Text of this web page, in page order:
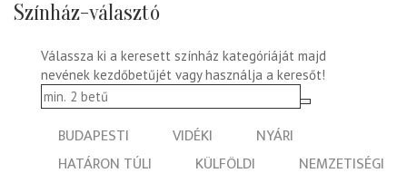
Színház-választó
Válassza ki a keresett színház kategóriáját majd
nevének kezdőbetűjét vagy használja a keresőt!
BUDAPESTI VIDÉKI
NYÁRI
HATÁRON TÚLI
KÜLFÖLDI
NEMZETISÉGI